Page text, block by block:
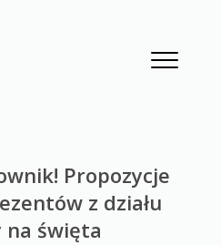
Propozycje
z działu
na święta